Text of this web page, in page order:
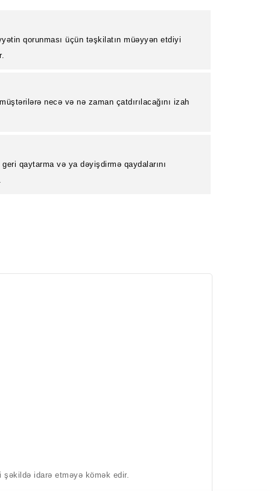
qorunması üçün təşkilatın müəyyən etdiyi
necə və nə zaman çatdırılacağını izah
qaytarma və ya dəyişdirmə qaydalarını
idarə etməyə kömək edir.